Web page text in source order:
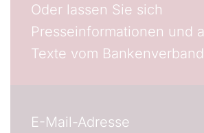
Oder lassen Sie sich
Presseinformationen und
Texte vom
E-Mail